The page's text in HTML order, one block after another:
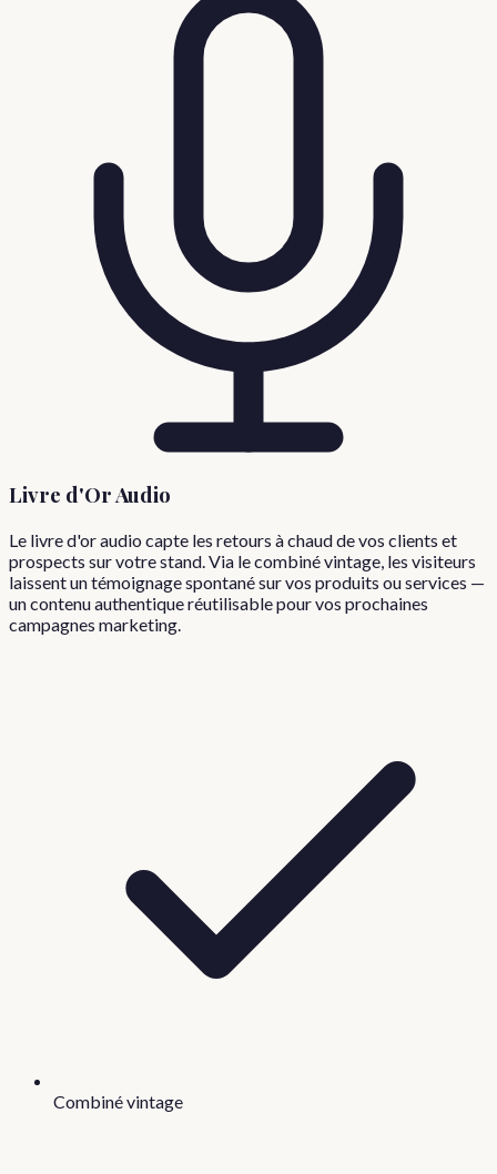
Livre d'Or Audio
Le livre d'or audio capte les retours à chaud de vos clients et
prospects sur votre stand. Via le combiné vintage, les visiteurs
laissent un témoignage spontané sur vos produits ou services —
un contenu authentique réutilisable pour vos prochaines
campagnes marketing.
Combiné vintage